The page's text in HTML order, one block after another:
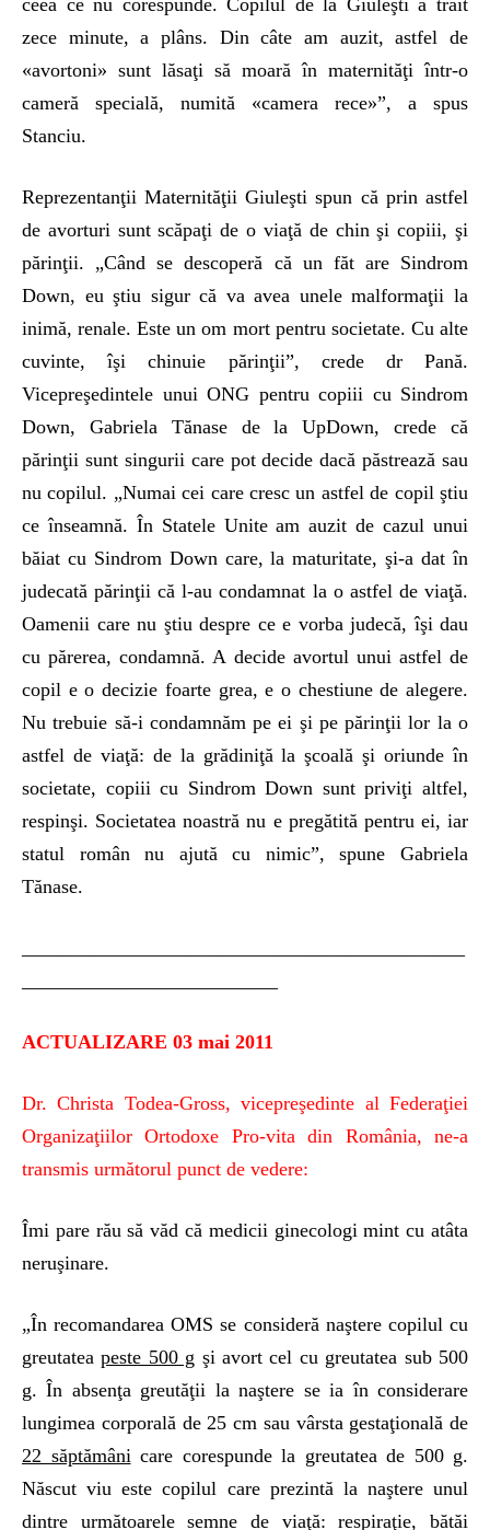
ceea ce nu corespunde. Copilul de la Giuleşti a trăit
zece minute, a plâns. Din câte am auzit, astfel de
«avortoni» sunt lăsaţi să moară în maternităţi într-o
cameră specială, numită «camera rece»”, a spus
Stanciu.
Reprezentanţii Maternităţii Giuleşti spun că prin astfel
de avorturi sunt scăpaţi de o viaţă de chin şi copiii, şi
părinţii. „Când se descoperă că un făt are Sindrom
Down, eu ştiu sigur că va avea unele malformaţii la
inimă, renale. Este un om mort pentru societate. Cu alte
cuvinte, îşi chinuie părinţii”, crede dr Pană.
Vicepreşedintele unui ONG pentru copiii cu Sindrom
Down, Gabriela Tănase de la UpDown, crede că
părinţii sunt singurii care pot decide dacă păstrează sau
nu copilul. „Numai cei care cresc un astfel de copil ştiu
ce înseamnă. În Statele Unite am auzit de cazul unui
băiat cu Sindrom Down care, la maturitate, şi-a dat în
judecată părinţii că l-au condamnat la o astfel de viaţă.
Oamenii care nu ştiu despre ce e vorba judecă, îşi dau
cu părerea, condamnă. A decide avortul unui astfel de
copil e o decizie foarte grea, e o chestiune de alegere.
Nu trebuie să-i condamnăm pe ei şi pe părinţii lor la o
astfel de viaţă: de la grădiniţă la şcoală şi oriunde în
societate, copiii cu Sindrom Down sunt priviţi altfel,
respinşi. Societatea noastră nu e pregătită pentru ei, iar
statul român nu ajută cu nimic”, spune Gabriela
Tănase.
ACTUALIZARE 03 mai 2011
Dr. Christa Todea-Gross, vicepreşedinte al Federaţiei
Organizaţiilor Ortodoxe Pro-vita din România, ne-a
transmis următorul punct de vedere:
Îmi pare rău să văd că medicii ginecologi mint cu atâta
neruşinare.
„În recomandarea OMS se consideră naştere copilul cu
greutateapeste 500 g şi avort cel cu greutatea sub 500
g. În absenţa greutăţii la naştere se ia în considerare
lungimea corporală de 25 cm sau vârsta gestaţională de
22 săptămânicare corespunde la greutatea de 500 g.
Născut viu este copilul care prezintă la naştere unul
dintre următoarele semne de viaţă: respiraţie, bătăi